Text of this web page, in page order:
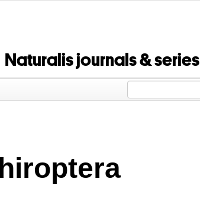
Naturalis journals & series